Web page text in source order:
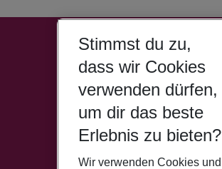
Stimmst du zu,
dass wir Cookies
verwenden dürfen,
um dir das beste
Erlebnis zu bieten?
Wir verwenden Cookies und